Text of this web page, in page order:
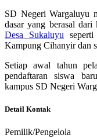
SD Negeri Wargaluyu
dasar yang berasal
Desa Sukaluyu
Kampung Cihanyir dan
Setiap awal tahun
pendaftaran siswa
kampus SD Negeri
Detail Kontak
Pemilik/Pengelola